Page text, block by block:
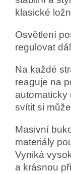
klasické
Osvětlení
regulovat
Na každé
reaguje na
automaticky
svítit si
Masivní
materiály
Vyniká
a krásnou